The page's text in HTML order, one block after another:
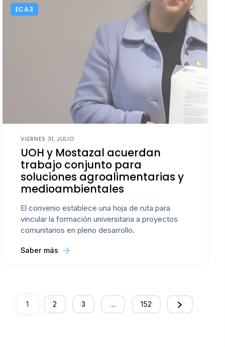
ECA3
VIERNES 31, JULIO
UOH y Mostazal acuerdan
trabajo conjunto para
soluciones agroalimentarias y
medioambientales
El convenio establece una hoja de ruta para
vincular la formación universitaria a proyectos
comunitarios en pleno desarrollo.
Saber más
1 2 3 … 152